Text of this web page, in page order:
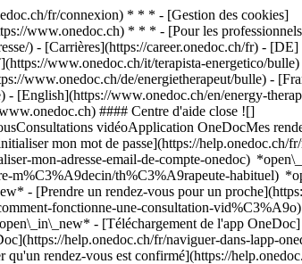
fr/connexion) * * * - [Gestion des cookies]
www.onedoc.ch) * * * - [Pour les
) - [Carrières](https://career.onedoc.ch/fr) - [DE]
www.onedoc.ch/it/terapista-energetico/
www.onedoc.ch/de/energietherapeut/bulle) -
[English](https://www.onedoc.ch/en/energy-
#### Centre d'aide close ![]
vidéoApplication OneDocMes
mon mot de passe](https://help.onedoc.ch/
mon-adresse-email-de-compte-onedoc)
m%C3%A9decin/th%C3%A9rapeute-habituel)
- [Prendre un rendez-vous pour un
fonctionne-une-consultation-
- [Téléchargement de l'app OneDoc]
help.onedoc.ch/fr/naviguer-dans-lapp-
- Allemand*check\_circle* - Anglais*check\_circle* - Arabe*check\_circle* - Français*check\_circle* Sexe*keyboard\_arrow\_down* - Femme*check\_circle* - Homme*check\_circle* Réseau*keyboard\_arrow\_down* - ASCA*check\_circle* - RME*check\_circle* Disponibilité*keyboard\_arrow\_down* - Disponible aujourdhui*check\_circle* - Dans les 3 prochains jours*check\_circle* - Dans les 7 prochains jours*check\_circle* - Dans les 14 prochains jours*check\_circle* # Magnétiseur/biomagnétiseur à Bulle: prenez rendez-vous en ligne aujourd'hui ## 3 résultats à Bulle [![Mme Roxane Oberson, masseuse classique à Bulle](https://assets.onedoc.ch/images/users/66a1c80739dfeb641dce4a1bfaec2e3f69cc84791ae9b308040b17bf9e30df5a-small.png "Mme Roxane Oberson, masseuse classique à Bulle")](https://www.onedoc.ch/fr/masseuse-classique/bulle/pc04w/roxane-oberson) ### [Mme Roxane Oberson](https://www.onedoc.ch/fr/masseuse-classique/bulle/pc04w/roxane-oberson) ![Badge indiquant un profil vérifié](https://www.onedoc.ch/assets/images/icons/checkmark.svg) [Masseuse classique](https://www.onedoc.ch/fr/masseur-classique/bulle) Wild You Rue du Bourgo 14 1630 Bulle ![Mme Roxane Oberson est affiliée au réseau ASCA](https://assets.onedoc.ch/images/networks/logos/496d325fd4282f2f0a46197dd629fd16fcd2d324839e441a2a65aaa74df08a15-small.png) ![Icône patient avec un signe plus annonçant que le professionnel accepte de nouveaux patients](https://www.onedoc.ch/assets/images/icons/new-patients.svg)Accepte les nouveaux patients [Réserver un RDV](https://www.onedoc.ch/fr/masseuse-classique/bulle/pc04w/roxane-oberson) *chevron\_left* lun. 03 août *chevron\_right* Voir plus de rendez-vous *error\_outline* Une erreur s'est produite lors du chargement des disponibilités [Réessayer](https://www.onedoc.ch) [![Mme Béa Reggiani, masseuse thérapeutique à Bulle](https://assets.onedoc.ch/images/users/e6597008b545bc78d6ca0f3c245788da0c79ad1b47c0c509cb6d58b2451dc700-small.jpg "Mme Béa Reggiani, masseuse thérapeutique à Bulle")](https://www.onedoc.ch/fr/masseuse-therapeutique/bulle/pcdja/bea-reggiani) ### [Mme Béa Reggiani](https://www.onedoc.ch/fr/masseuse-therapeutique/bulle/pcdja/bea-reggiani) ![Badge indiquant un profil vérifié](https://www.onedoc.ch/assets/images/icons/checkmark.svg) [Masseuse thérapeutique](https://www.onedoc.ch/fr/masseur-therapeutique/bulle), Magnétiseuse/biomagnétiseuse [Cabinet 36 - Rue du Vieux-Pont 68](https://www.onedoc.ch/fr/cabinet-d-osteopathie/bulle/e4da/cabinet-36-rue-du-vieux-pont-68) Rue du Vieux-Pont 68 1630 Bulle ![Mme Béa Reggiani est affiliée au réseau ASCA](https://assets.onedoc.ch/images/networks/logos/496d325fd4282f2f0a46197dd629fd16fcd2d324839e441a2a65aaa74df08a15-small.png)![Mme Béa Reggiani est affiliée au réseau RME](https://assets.onedoc.ch/images/networks/logos/a202aabd14cdddb5ff03205af2481fb805645ff903773c55a6c572d22f23762e-small.png) ![Icône patient avec un signe plus annonçant que le professionnel accepte de nouveaux patients](https://www.onedoc.ch/assets/images/icons/new-patients.svg)Accepte les nouveaux patients [Réserver un RDV](https://www.onedoc.ch/fr/masseuse-therapeutique/bulle/pcdja/bea-reggiani) *chevron\_left* lun. 03 août *chevron\_right* Voir plus de rendez-vous *error\_outline* Une erreur s'est produite lors du chargement des disponibilités [Réessayer](https://www.onedoc.ch) [![Mme Jasmine Beutler, réflexologue à Bulle](https://assets.onedoc.ch/images/users/98d374f416a1fbeeb930a19c08f73bc5f1cce5339167e503f804dc4a4aa2e648-small.png "Mme Jasmine Beutler, réflexologue à Bulle")](https://www.onedoc.ch/fr/reflexologue/bulle/pb5hh/jasmine-beutler) ### [Mme Jasmine Beutler](https://www.onedoc.ch/fr/reflexologue/bulle/pb5hh/jasmine-beutler) ![Badge indiquant un profil vérifié](https://www.onedoc.ch/assets/images/icons/checkmark.svg) [Réflexologue](https://www.onedoc.ch/fr/reflexologue/bulle), Magnétiseuse/biomagnétiseuse Beutler Jasmine Infiny’terr’happy Rue des Tavillonneurs 10 1635 Bulle ![Mme Jasmine Beutler est affiliée au réseau ASCA](https://assets.onedoc.ch/images/networks/logos/496d325fd4282f2f0a46197dd629fd16fcd2d324839e441a2a65aaa74df08a15-small.png)![Mme Jasmine Beutler est affiliée au réseau RME](https://assets.onedoc.ch/images/networks/logos/a202aabd14cdddb5ff03205af2481fb805645ff903773c55a6c572d22f23762e-small.png) ![Icône patient avec un signe plus annonçant que le professionnel accepte de nouveaux patients](https://www.onedoc.ch/assets/images/icons/new-patients.svg)Accepte les nouveaux patients [Réserver un RDV](https://www.onedoc.ch/fr/reflexologue/bulle/pb5hh/jasmine-beutler) *chevron\_left* lun. 03 août *chevron\_right* Voir plus de rendez-vous *error\_outline* Une erreur s'est produite lors du chargement des disponibilités [Réessayer](https://www.onedoc.ch) ## __Magnétiseurs/biomagnétiseurs__: d'autres spécialistes sont réservables en ligne dans les environs de __Bulle__ [![Mme Manon Waeber, magnétiseuse/biomagnétiseuse à Bois-d'Amont](https://assets.onedoc.ch/images/users/ae2f6f0ae0d7d3ab609bb38b9398d9bb3062093d074c2df793692acc4ceef972-small.jpg "Mme Manon Waeber, magnétiseuse/biomagnétiseuse à Bois-d'Amont")](https://www.onedoc.ch/fr/magnetiseuse-biomagnetiseuse/bois-d-amont/pctwk/manon-waeber) ### [Mme Manon Waeber](https://www.onedoc.ch/fr/magnetiseuse-biomagnetiseuse/bois-d-amont/pctwk/manon-waeber) ![Badge indiquant un profil vérifié](https://www.onedoc.ch/assets/images/icons/checkmark.svg) [Magnétiseuse/biomagnétiseuse](https://www.onedoc.ch/fr/magnetiseur-biomagnetiseur/bois-d-amont) Cabinet Mme Manon Waeber Route de Treyvaux 15 1732 Bois-d'Amont ![Icône patient avec